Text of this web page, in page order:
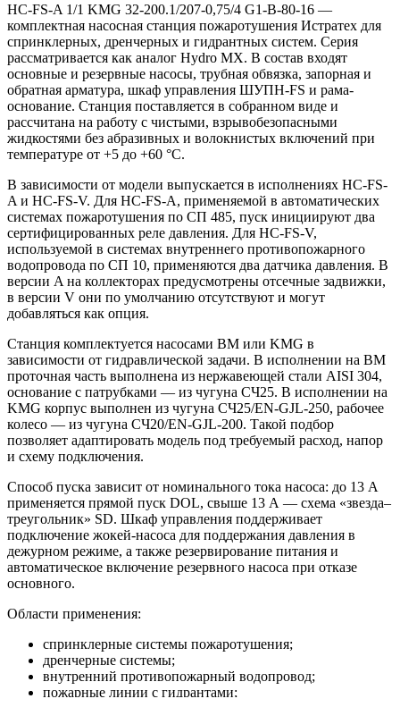
HC-FS-A 1/1 KMG 32-200.1/207-0,75/4 G1-B-80-16 —
комплектная насосная станция пожаротушения Истратех для
спринклерных, дренчерных и гидрантных систем. Серия
рассматривается как аналог Hydro MX. В состав входят
основные и резервные насосы, трубная обвязка, запорная и
обратная арматура, шкаф управления ШУПН-FS и рама-
основание. Станция поставляется в собранном виде и
рассчитана на работу с чистыми, взрывобезопасными
жидкостями без абразивных и волокнистых включений при
температуре от +5 до +60 °С.
В зависимости от модели выпускается в исполнениях HC-FS-
A и HC-FS-V. Для HC-FS-A, применяемой в автоматических
системах пожаротушения по СП 485, пуск инициируют два
сертифицированных реле давления. Для HC-FS-V,
используемой в системах внутреннего противопожарного
водопровода по СП 10, применяются два датчика давления. В
версии A на коллекторах предусмотрены отсечные задвижки,
в версии V они по умолчанию отсутствуют и могут
добавляться как опция.
Станция комплектуется насосами BM или KMG в
зависимости от гидравлической задачи. В исполнении на BM
проточная часть выполнена из нержавеющей стали AISI 304,
основание с патрубками — из чугуна СЧ25. В исполнении на
KMG корпус выполнен из чугуна СЧ25/EN-GJL-250, рабочее
колесо — из чугуна СЧ20/EN-GJL-200. Такой подбор
позволяет адаптировать модель под требуемый расход, напор
и схему подключения.
Способ пуска зависит от номинального тока насоса: до 13 А
применяется прямой пуск DOL, свыше 13 А — схема «звезда–
треугольник» SD. Шкаф управления поддерживает
подключение жокей-насоса для поддержания давления в
дежурном режиме, а также резервирование питания и
автоматическое включение резервного насоса при отказе
основного.
Области применения:
спринклерные системы пожаротушения;
дренчерные системы;
внутренний противопожарный водопровод;
пожарные линии с гидрантами;